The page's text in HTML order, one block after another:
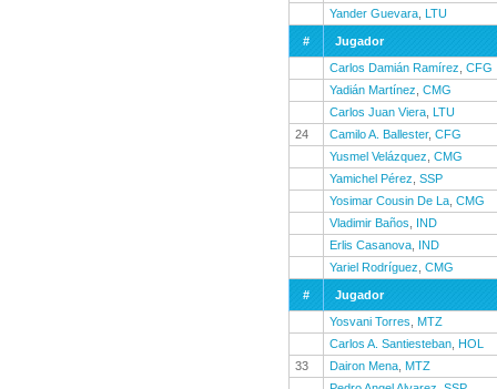
Yander Guevara LTU
#
Jugador
Carlos Damián Ramírez CFG
Yadián Martínez CMG
Carlos Juan Viera LTU
24
Camilo A. Ballester, CFG
Yusmel Velázquez CMG
Yamichel Pérez SSP
Yosimar Cousin De La CMG
Vladimir Baños
IND
Erlis Casanova IND
Yariel Rodríguez CMG
#
Jugador
Yosvani Torres
MTZ
Carlos A. Santiesteban HOL
33
Dairon Mena MTZ